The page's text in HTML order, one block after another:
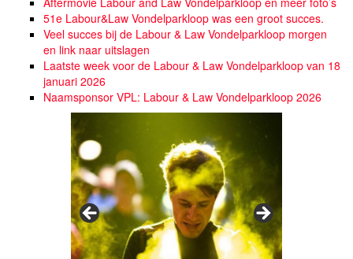
51e Labour&Law Vondelparkloop was een groot succes.
Veel succes bij de Labour & Law Vondelparkloop morgen
en link naar uitslagen
Laatste week voor de Labour & Law Vondelparkloop van 18
januari 2026
Naamsponsor VPL: Labour & Law Vondelparkloop 2026